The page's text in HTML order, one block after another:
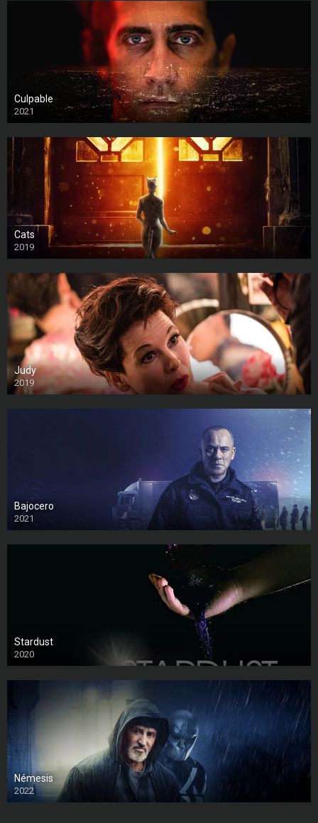
Culpable
2021
Cats
2019
Judy
2019
Bajocero
2021
Stardust
2020
Némesis
2022